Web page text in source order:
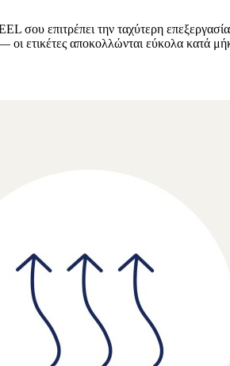
σου επιτρέπει την ταχύτερη
οι ετικέτες αποκολλώνται εύκολα κατά